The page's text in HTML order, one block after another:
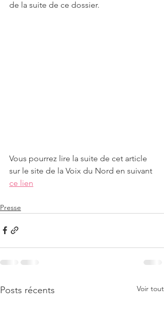
de la suite de ce dossier.
Vous pourrez lire la suite de cet article
sur le site de la Voix du Nord en suivant
ce lien
Presse
Posts récents Voir tout